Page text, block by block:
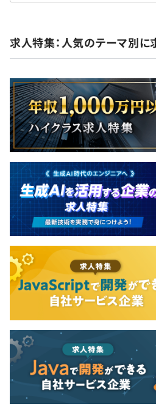
求人特集：人気のテーマ別に